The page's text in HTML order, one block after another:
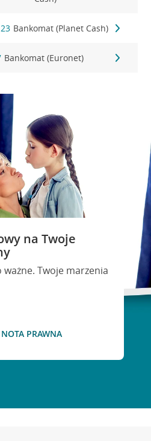
Bankomat (Planet Cash)
Bankomat (Euronet)
na Twoje
Twoje marzenia
NOTA PRAWNA